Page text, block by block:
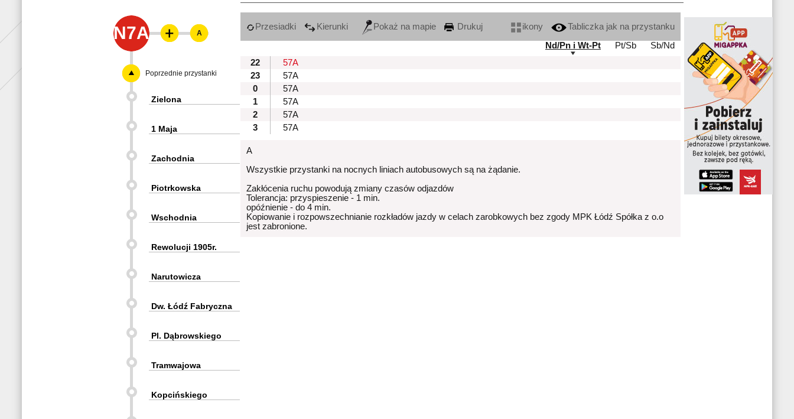
N7A Przesiadki Kierunki Pokaż na mapie Drukuj ikony
Tabliczka jak na przystanku
Nd/Pn i Wt-Pt
Pt/Sb
Sb/Nd
22
57A
23
57A
0
57A
1
57A
2
57A
3
57A
A
Wszystkie przystanki na nocnych liniach autobusowych są na żądanie.
Zakłócenia ruchu powodują zmiany czasów odjazdów
Tolerancja: przyspieszenie - 1 min.
opóźnienie - do 4 min.
Kopiowanie i rozpowszechnianie rozkładów jazdy w celach zarobkowych bez zgody MPK Łódź Spółka z o.o
jest zabronione.
A
Poprzednie przystanki
Zielona
1 Maja
Zachodnia
Piotrkowska
Wschodnia
Rewolucji 1905r.
Narutowicza
Dw. Łódź Fabryczna
Pl. Dąbrowskiego
Tramwajowa
Kopcińskiego